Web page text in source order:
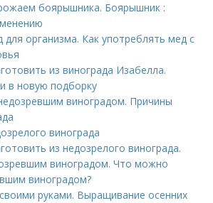
боярышника. Боярышник :
для организма. Как употреблять мед с
из винограда Изабелла.
в новую подборку
виноградом. Причины
винограда
из недозрелого винограда.
виноградом. Что можно
виноградом?
руками. Выращивание осенних